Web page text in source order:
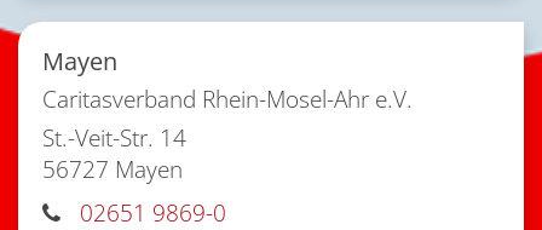
Mayen
Caritasverband Rhein-Mosel-Ahr e.V.
St.-Veit-Str. 14
56727 Mayen
02651 9869-0